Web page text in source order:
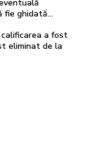
fie ghidată…
a fost
eliminat de la